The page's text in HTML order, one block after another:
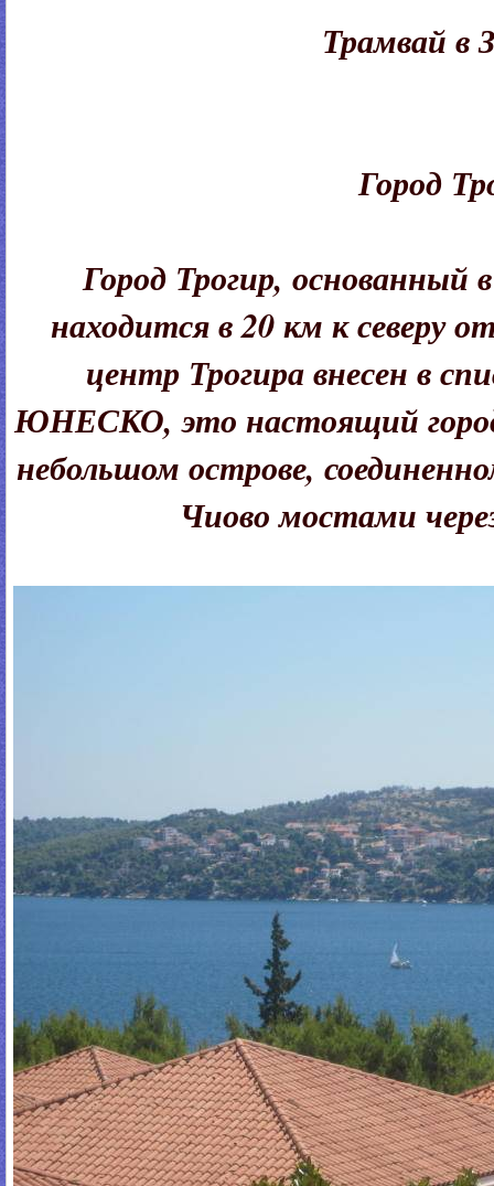
Трамвай в
Город
Город Трогир, основанный
находится в 20 км к северу
центр Трогира внесен в
ЮНЕСКО, это настоящий
небольшом острове,
Чиово мостами